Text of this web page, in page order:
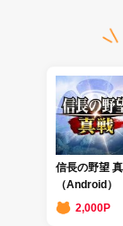
信長の野望
（Android）
2,000P